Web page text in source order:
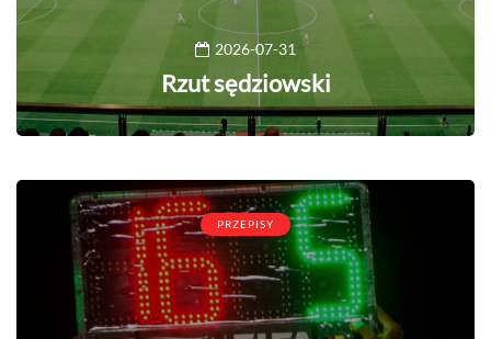
2026-07-31
Rzut sędziowski
PRZEPISY